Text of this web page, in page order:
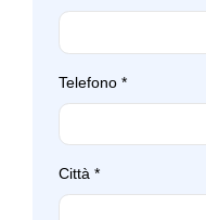
Telefono *
Città *